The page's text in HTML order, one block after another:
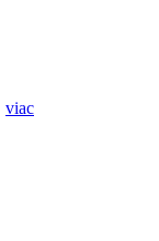
viac